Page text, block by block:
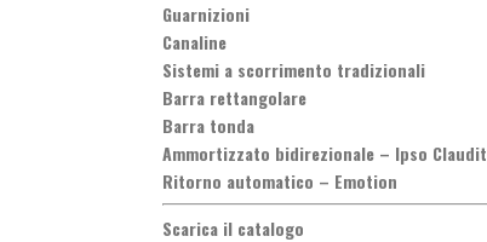
Guarnizioni
Canaline
Sistemi a scorrimento tradizionali
Barra rettangolare
Barra tonda
Ammortizzato bidirezionale – Ipso Claudit
Ritorno automatico – Emotion
Scarica il catalogo